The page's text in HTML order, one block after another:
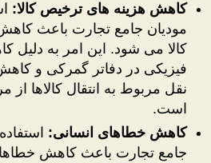
کاهش هزینه‌ های ترخیص کالا:
مودیان جامع تجارت باعث
کالا می ‌شود. این امر به دلیل
فیزیکی در دفاتر گمرکی و
نقل مربوط به انتقال کالاها از
است.
کاهش خطاهای انسانی:
جامع تجارت باعث کاهش